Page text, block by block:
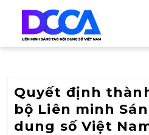
Quyết định
bộ Liên minh
dung số Việt